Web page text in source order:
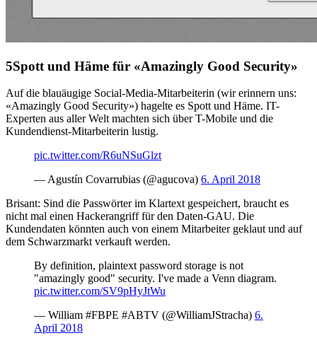
Spott und Häme für «Amazingly Good Security»
Auf die blauäugige Social-Media-Mitarbeiterin (wir erinnern uns:
«Amazingly Good Security») hagelte es Spott und Häme. IT-
Experten aus aller Welt machten sich über T-Mobile und die
Kundendienst-Mitarbeiterin lustig.
pic.twitter.com/R6uNSuGlzt
— Agustín Covarrubias (@agucova) 6. April 2018
Brisant: Sind die Passwörter im Klartext gespeichert, braucht es
nicht mal einen Hackerangriff für den Daten-GAU. Die
Kundendaten könnten auch von einem Mitarbeiter geklaut und auf
dem Schwarzmarkt verkauft werden.
By definition, plaintext password storage is not
"amazingly good" security. I've made a Venn diagram.
pic.twitter.com/SV9pHyJtWu
— William #FBPE #ABTV (@WilliamJStracha) 6.
April 2018